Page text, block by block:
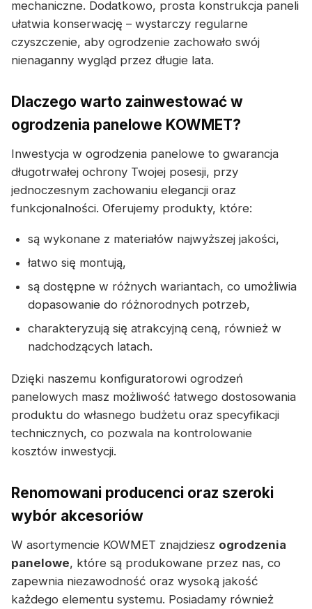
mechaniczne. Dodatkowo, prosta konstrukcja paneli
ułatwia konserwację – wystarczy regularne
czyszczenie, aby ogrodzenie zachowało swój
nienaganny wygląd przez długie lata.
Dlaczego warto zainwestować w
ogrodzenia panelowe KOWMET?
Inwestycja w ogrodzenia panelowe to gwarancja
długotrwałej ochrony Twojej posesji, przy
jednoczesnym zachowaniu elegancji oraz
funkcjonalności. Oferujemy produkty, które:
są wykonane z materiałów najwyższej jakości,
łatwo się montują,
są dostępne w różnych wariantach, co umożliwia
dopasowanie do różnorodnych potrzeb,
charakteryzują się atrakcyjną ceną, również w
nadchodzących latach.
Dzięki naszemu konfiguratorowi ogrodzeń
panelowych masz możliwość łatwego dostosowania
produktu do własnego budżetu oraz specyfikacji
technicznych, co pozwala na kontrolowanie
kosztów inwestycji.
Renomowani producenci oraz szeroki
wybór akcesoriów
W asortymencie KOWMET znajdziesz ogrodzenia
panelowe, które są produkowane przez nas, co
zapewnia niezawodność oraz wysoką jakość
każdego elementu systemu. Posiadamy również